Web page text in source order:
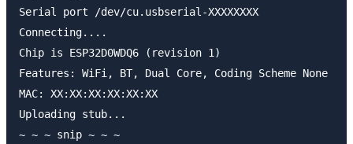
Serial port /dev/cu.usbserial-XXXXXXXX
Connecting....
Chip is ESP32D0WDQ6 (revision 1)
Features: WiFi, BT, Dual Core, Coding Scheme None
MAC: XX:XX:XX:XX:XX:XX
Uploading stub...
~ ~ ~ snip ~ ~ ~